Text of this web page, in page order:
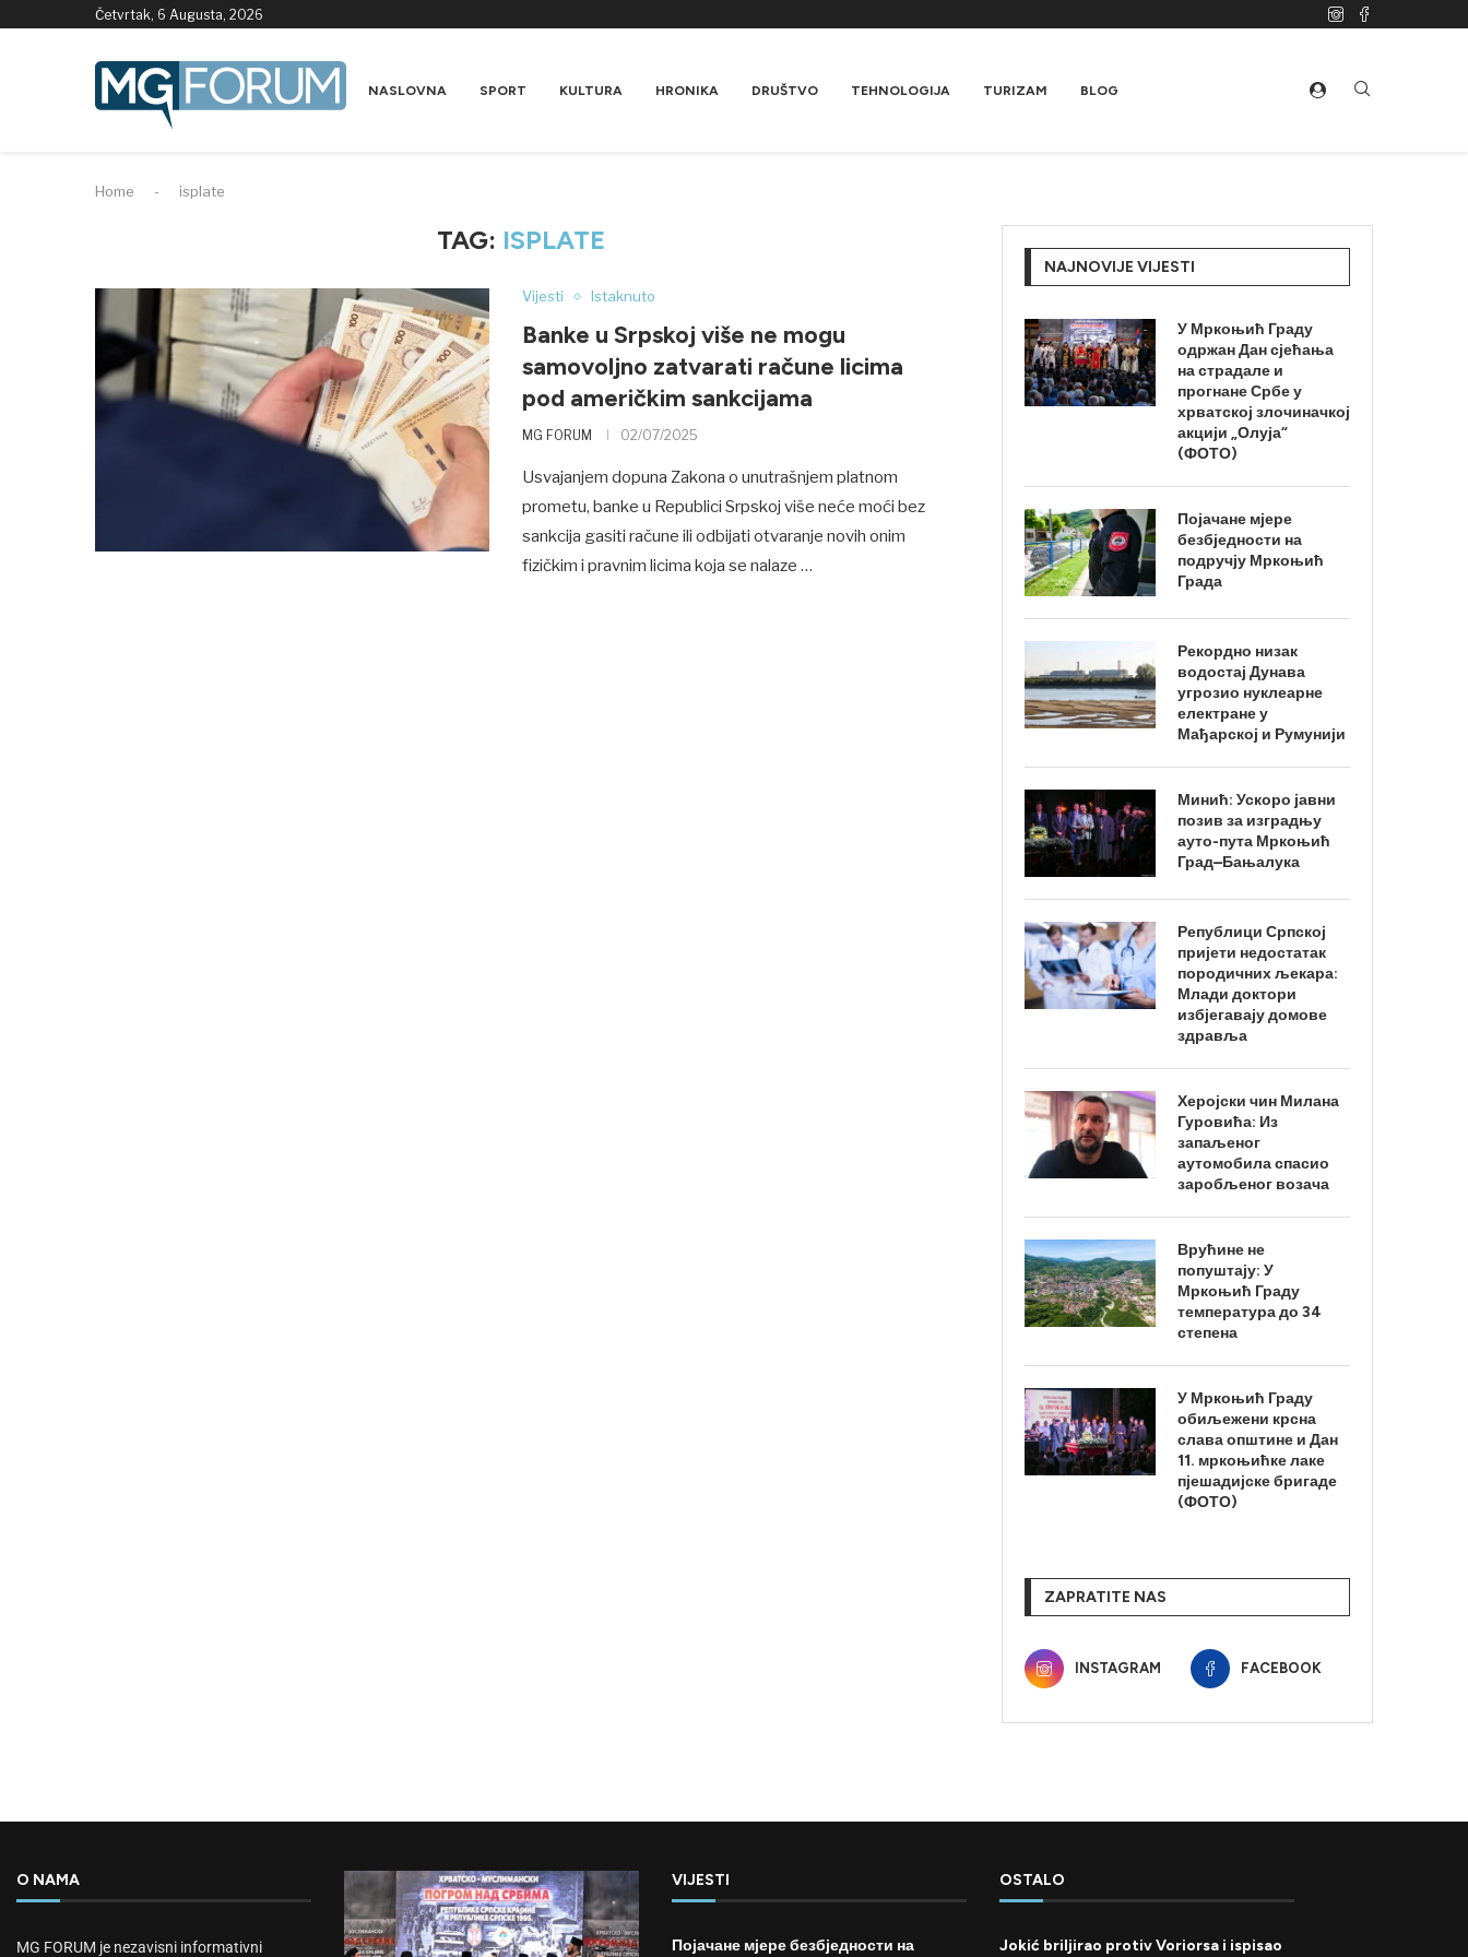
Četvrtak, 6 Augusta, 2026
NASLOVNA SPORT KULTURA HRONIKA DRUŠTVO TEHNOLOGIJA TURIZAM BLOG
Home - isplate
TAG: ISPLATE
Vijesti Istaknuto
Banke u Srpskoj više ne mogu
samovoljno zatvarati račune licima
pod američkim sankcijama
MG FORUM 02/07/2025
Usvajanjem dopuna Zakona o unutrašnjem platnom
prometu, banke u Republici Srpskoj više neće moći bez
sankcija gasiti račune ili odbijati otvaranje novih onim
fizičkim i pravnim licima koja se nalaze …
NAJNOVIJE VIJESTI
У Мркоњић Граду
одржан Дан сјећања
на страдале и
прогнане Србе у
хрватској злочиначкој
акцији „Олуја“
(ФОТО)
Појачане мјере
безбједности на
подручју Мркоњић
Града
Рекордно низак
водостај Дунава
угрозио нуклеарне
електране у
Мађарској и Румунији
Минић: Ускоро јавни
позив за изградњу
ауто-пута Мркоњић
Град–Бањалука
Републици Српској
пријети недостатак
породичних љекара:
Млади доктори
избјегавају домове
здравља
Херојски чин Милана
Гуровића: Из
запаљеног
аутомобила спасио
заробљеног возача
Врућине не
попуштају: У
Мркоњић Граду
температура до 34
степена
У Мркоњић Граду
обиљежени крсна
слава општине и Дан
11. мркоњићке лаке
пјешадијске бригаде
(ФОТО)
ZAPRATITE NAS
INSTAGRAM FACEBOOK
O NAMA
MG FORUM je nezavisni informativni
VIJESTI
Појачане мјере безбједности на
OSTALO
Jokić briljirao protiv Voriorsa i ispisao